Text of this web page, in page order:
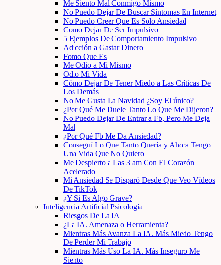
Me Siento Mal Conmigo Mismo
No Puedo Dejar De Buscar Síntomas En Internet
No Puedo Creer Que Es Solo Ansiedad
Como Dejar De Ser Impulsivo
5 Ejemplos De Comportamiento Impulsivo
Adicción a Gastar Dinero
Fomo Que Es
Me Odio a Mi Mismo
Odio Mi Vida
Cómo Dejar De Tener Miedo a Las Críticas De
Los Demás
No Me Gusta La Navidad ¿Soy El único?
¿Por Qué Me Duele Tanto Lo Que Me Dijeron?
No Puedo Dejar De Entrar a Fb, Pero Me Deja
Mal
¿Por Qué Fb Me Da Ansiedad?
Conseguí Lo Que Tanto Quería y Ahora Tengo
Una Vida Que No Quiero
Me Despierto a Las 3 am Con El Corazón
Acelerado
Mi Ansiedad Se Disparó Desde Que Veo Vídeos
De TikTok
¿Y Si Es Algo Grave?
Inteligencia Artificial Psicología
Riesgos De La IA
¿La IA. Amenaza o Herramienta?
Mientras Más Avanza La IA. Más Miedo Tengo
De Perder Mi Trabajo
Mientras Más Uso La IA. Más Inseguro Me
Siento